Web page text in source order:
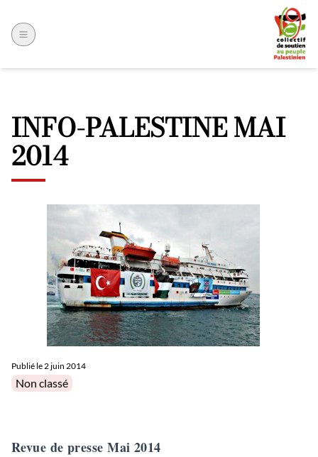
INFO-PALESTINE MAI
2014
Publié le2 juin 2014
Posted in
Non classé
Revue de presse Mai 2014